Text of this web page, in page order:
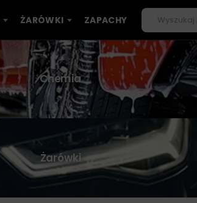
ŻARÓWKI ZAPACHY
Chemia
Żarówki